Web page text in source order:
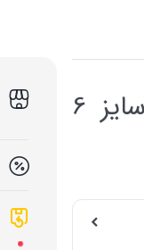
دم باریک رونیکس مدل RH-1376 سایز 6